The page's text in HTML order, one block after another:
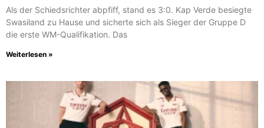
Als der Schiedsrichter abpfiff, stand es 3:0. Kap Verde besiegte
Swasiland zu Hause und sicherte sich als Sieger der Gruppe D
die erste WM-Qualifikation. Das
Weiterlesen »